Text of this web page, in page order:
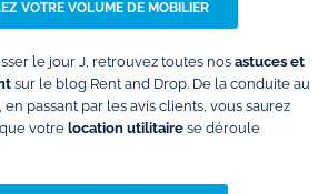
VOTRE VOLUME DE MOBILIER
le jour J, retrouvez toutes nos astuces et
sur le blog Rent and Drop. De la conduite au
passant par les avis clients, vous saurez
votre location utilitaire se déroule